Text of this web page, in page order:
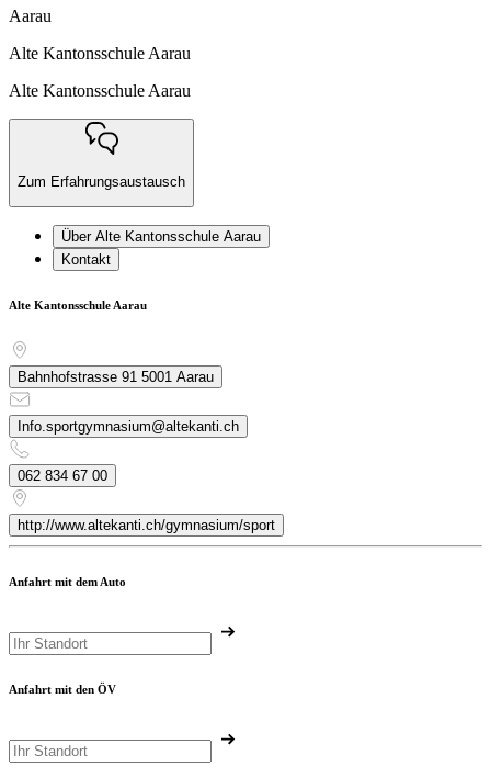
Aarau
Alte Kantonsschule Aarau
Alte Kantonsschule Aarau
Zum Erfahrungsaustausch
Über Alte Kantonsschule Aarau
Kontakt
Alte Kantonsschule Aarau
Bahnhofstrasse 91 5001 Aarau
Info.sportgymnasium@altekanti.ch
062 834 67 00
http://www.altekanti.ch/gymnasium/sport
Anfahrt mit dem Auto
Anfahrt mit den ÖV